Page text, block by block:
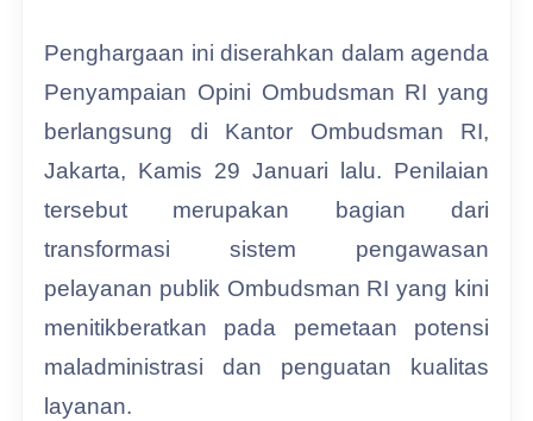
Penghargaan ini diserahkan dalam agenda
Penyampaian Opini Ombudsman RI yang
berlangsung di Kantor Ombudsman RI,
Jakarta, Kamis 29 Januari lalu. Penilaian
tersebut merupakan bagian dari
transformasi sistem pengawasan
pelayanan publik Ombudsman RI yang kini
menitikberatkan pada pemetaan potensi
maladministrasi dan penguatan kualitas
layanan.